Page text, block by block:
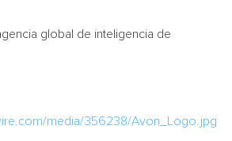
global de inteligencia de
media/356238/Avon_Logo.jpg